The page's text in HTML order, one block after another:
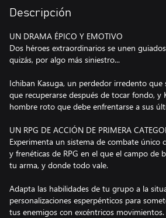
Descripción
UN DRAMA ÉPICO Y EMOTIVO
Dos héroes extraordinarios se unen
quizás, por algo más siniestro...
Ichiban Kasuga, un perdedor irredento que
que recuperarse después de tocar fondo, y
hombre roto que debe enfrentarse a sus
UN RPG DE ACCIÓN DE PRIMERA
Experimenta un sistema de combate único
y frenéticas de RPG en el que el campo de
tu arma, y donde todo vale.
Adapta las habilidades de tu grupo a la
personalizaciones esperpénticos para
tus enemigos con excéntricos movimientos.